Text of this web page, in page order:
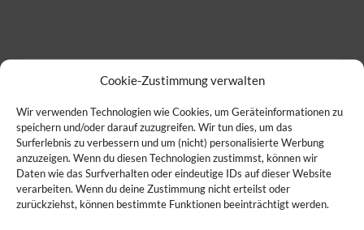
Cookie-Zustimmung verwalten
Wir verwenden Technologien wie Cookies, um Geräteinformationen zu
speichern und/oder darauf zuzugreifen. Wir tun dies, um das
Surferlebnis zu verbessern und um (nicht) personalisierte Werbung
anzuzeigen. Wenn du diesen Technologien zustimmst, können wir
Daten wie das Surfverhalten oder eindeutige IDs auf dieser Website
verarbeiten. Wenn du deine Zustimmung nicht erteilst oder
zurückziehst, können bestimmte Funktionen beeinträchtigt werden.
Fotos